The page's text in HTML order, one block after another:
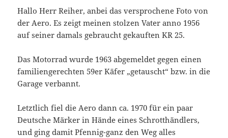
Hallo Herr Reiher, anbei das versprochene Foto von
der Aero. Es zeigt meinen stolzen Vater anno 1956
auf seiner damals gebraucht gekauften KR 25.
Das Motorrad wurde 1963 abgemeldet gegen einen
familiengerechten 59er Käfer „getauscht“ bzw. in die
Garage verbannt.
Letztlich fiel die Aero dann ca. 1970 für ein paar
Deutsche Märker in Hände eines Schrotthändlers,
und ging damit Pfennig-ganz den Weg alles